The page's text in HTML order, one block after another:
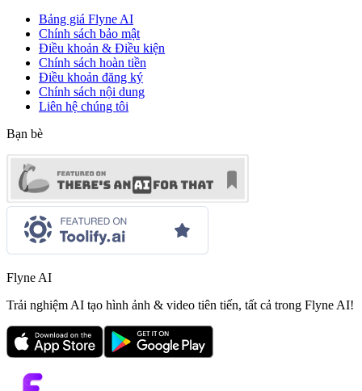
Bảng giá Flyne AI
Chính sách bảo mật
Điều khoản & Điều kiện
Chính sách hoàn tiền
Điều khoản đăng ký
Chính sách nội dung
Liên hệ chúng tôi
Bạn bè
Flyne AI
Trải nghiệm AI tạo hình ảnh & video tiên tiến, tất cả trong Flyne AI!